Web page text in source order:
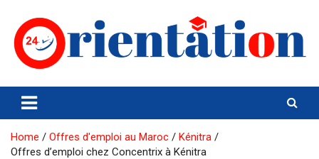
content
Orientation24
Emploi et Orientation au Maroc
Home Offres d'emploi au Maroc
Kénitra
Offres d’emploi chez Concentrix à Kénitra